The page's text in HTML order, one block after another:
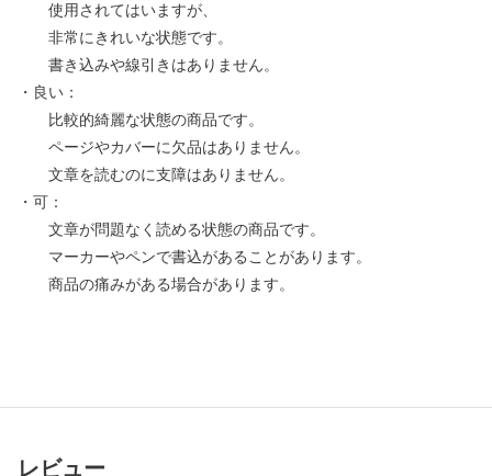
使用されてはいますが、
非常にきれいな状態です。
書き込みや線引きはありません。
・良い：
比較的綺麗な状態の商品です。
ページやカバーに欠品はありません。
文章を読むのに支障はありません。
・可：
文章が問題なく読める状態の商品です。
マーカーやペンで書込があることがあります。
商品の痛みがある場合があります。
レビュー